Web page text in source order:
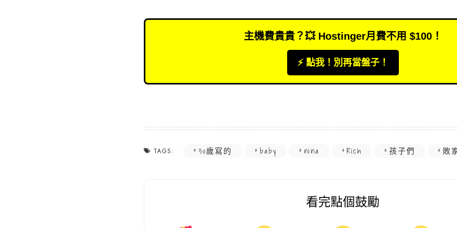
主機費貴貴？💥 Hostinger月費不用 $100！
⚡️ 點我！別再當盤子！
TAGS: 30歲寫的 baby nina Rich 孩子們 敗
看完點個鼓勵